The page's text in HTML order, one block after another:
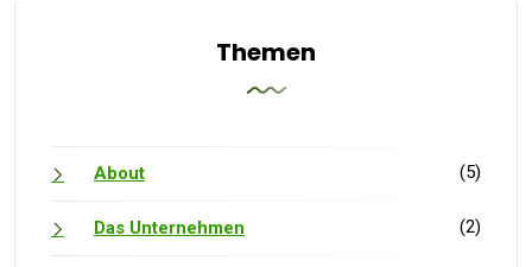
Themen
About (5)
Das Unternehmen (2)